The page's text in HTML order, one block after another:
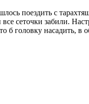
поездить с
сеточки забили.
б головку насадить,